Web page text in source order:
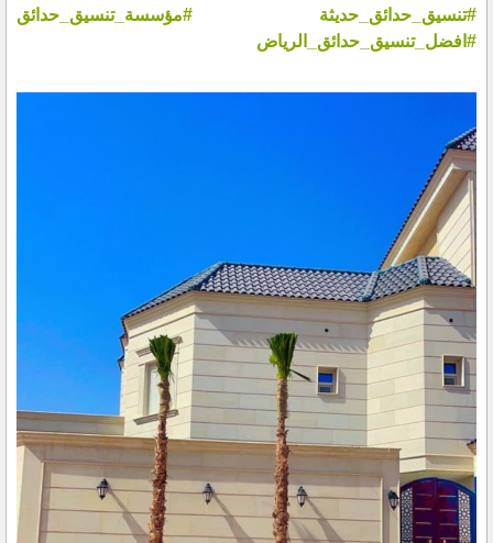
#تنسيق_حدائق_حديثة
#مؤسسة_تنسيق_حدائق
#افضل_تنسيق_حدائق_الرياض